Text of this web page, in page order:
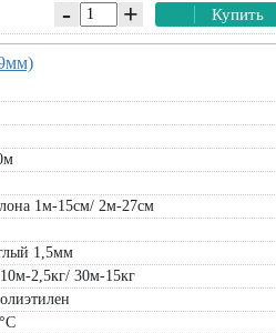
Подставка под веху (полимерная)
- + Купить
1м-15см/ 2м-27см
1,5мм
2,5кг/ 30м-15кг